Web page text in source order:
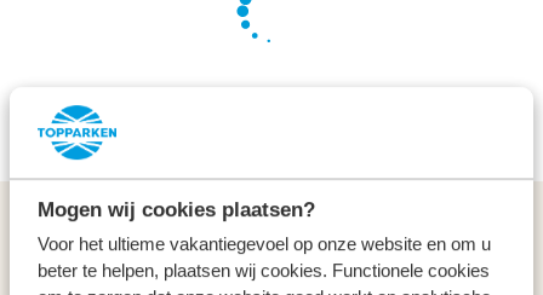
Mogen wij cookies plaatsen?
Voor het ultieme vakantiegevoel op onze website en om u
beter te helpen, plaatsen wij cookies. Functionele cookies
Allgemeines